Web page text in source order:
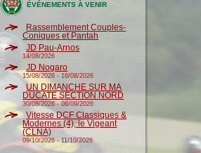
ÉVÉNEMENTS À VENIR
Rassemblement Couples-
Coniques et Pantah
JD Pau-Arnos
14/08/2026
JD Nogaro
15/08/2026 -16/08/2026
UN DIMANCHE SUR MA
DUCATE SECTION NORD
30/08/2026-06/09/2026
Vitesse DCF Classiques &
Modernes (4), le Vigeant
(CLNA)
09/10/2026-11/10/2026